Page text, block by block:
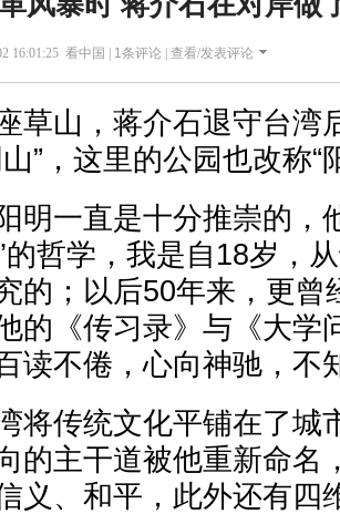
16:01:25 看中国 | 1条评论 | 查看/发表评论
草山，蒋介石退守台湾
”，这里的公园也改称“
明一直是十分推崇的，
的哲学，我是自18岁，
的；以后50年来，更曾
的《传习录》与《大学
读不倦，心向神驰，不
将传统文化平铺在了城
的主干道被他重新命名
义、和平，此外还有四